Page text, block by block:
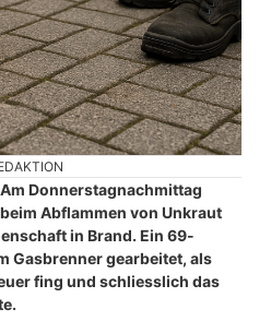
Donnerstagnachmittag
Abflammen von Unkraut
in Brand. Ein 69-
Gasbrenner gearbeitet, als
fing und schliesslich das